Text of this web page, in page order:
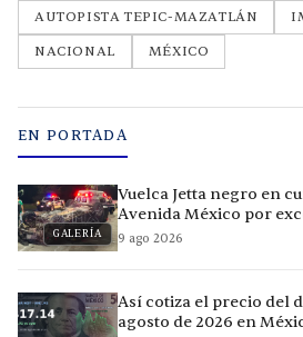
AUTOPISTA TEPIC-MAZATLÁN
NACIONAL
MÉXICO
EN PORTADA
GALERÍA
Vuelca Jetta negro en
Avenida México por
9 ago 2026
Así cotiza el precio del
agosto de 2026 en